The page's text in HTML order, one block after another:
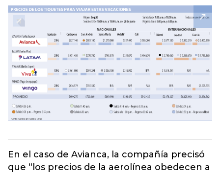
En el caso de Avianca, la compañía precisó
que “los precios de la aerolínea obedecen a